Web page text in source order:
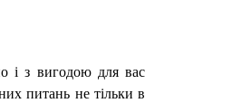
і з вигодою для вас
питань не тільки в